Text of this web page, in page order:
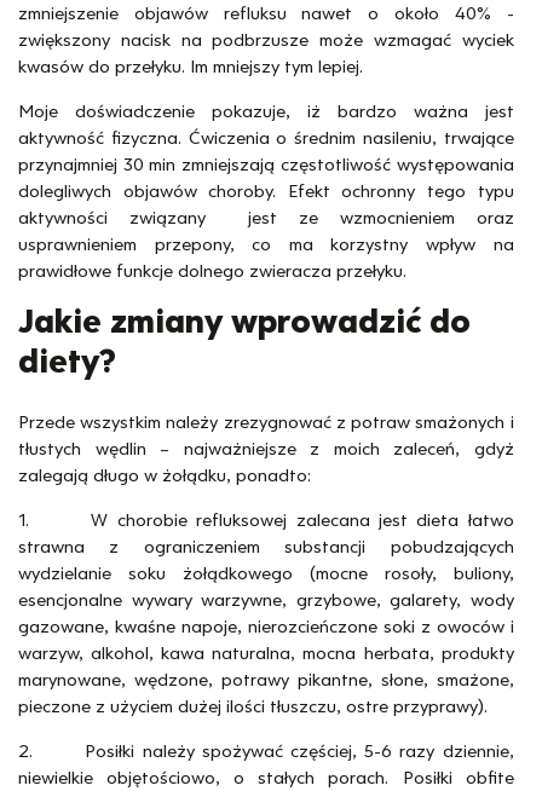
zmniejszenie objawów refluksu nawet o około 40% -
zwiększony nacisk na podbrzusze może wzmagać wyciek
kwasów do przełyku. Im mniejszy tym lepiej.
Moje doświadczenie pokazuje, iż bardzo ważna jest
aktywność fizyczna. Ćwiczenia o średnim nasileniu, trwające
przynajmniej 30 min zmniejszają częstotliwość występowania
dolegliwych objawów choroby. Efekt ochronny tego typu
aktywności związany jest ze wzmocnieniem oraz
usprawnieniem przepony, co ma korzystny wpływ na
prawidłowe funkcje dolnego zwieracza przełyku.
Jakie zmiany wprowadzić do
diety?
Przede wszystkim należy zrezygnować z potraw smażonych i
tłustych wędlin – najważniejsze z moich zaleceń, gdyż
zalegają długo w żołądku, ponadto:
1. W chorobie refluksowej zalecana jest dieta łatwo
strawna z ograniczeniem substancji pobudzających
wydzielanie soku żołądkowego (mocne rosoły, buliony,
esencjonalne wywary warzywne, grzybowe, galarety, wody
gazowane, kwaśne napoje, nierozcieńczone soki z owoców i
warzyw, alkohol, kawa naturalna, mocna herbata, produkty
marynowane, wędzone, potrawy pikantne, słone, smażone,
pieczone z użyciem dużej ilości tłuszczu, ostre przyprawy).
2. Posiłki należy spożywać częściej, 5-6 razy dziennie,
niewielkie objętościowo, o stałych porach. Posiłki obfite